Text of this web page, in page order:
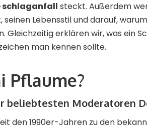
schlaganfall steckt. Außerdem
seinen Lebensstil und darauf,
Gleichzeitig erklären wir, was ein
man kennen sollte.
Pflaume?
beliebtesten Moderatoren
den 1990er-Jahren zu den